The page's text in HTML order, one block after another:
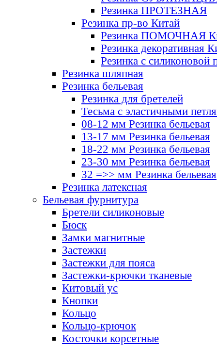
Резинка ПРОТЕЗНАЯ
Резинка пр-во Китай
Резинка ПОМОЧНАЯ
Резинка декоративная
Резинка с силиконовой
Резинка шляпная
Резинка бельевая
Резинка для бретелей
Тесьма с эластичными
08-12 мм Резинка бельевая
13-17 мм Резинка бельевая
18-22 мм Резинка бельевая
23-30 мм Резинка бельевая
32 =>> мм Резинка бельевая
Резинка латексная
Бельевая фурнитура
Бретели силиконовые
Бюск
Замки магнитные
Застежки
Застежки для пояса
Застежки-крючки тканевые
Китовый ус
Кнопки
Кольцо
Кольцо-крючок
Косточки корсетные